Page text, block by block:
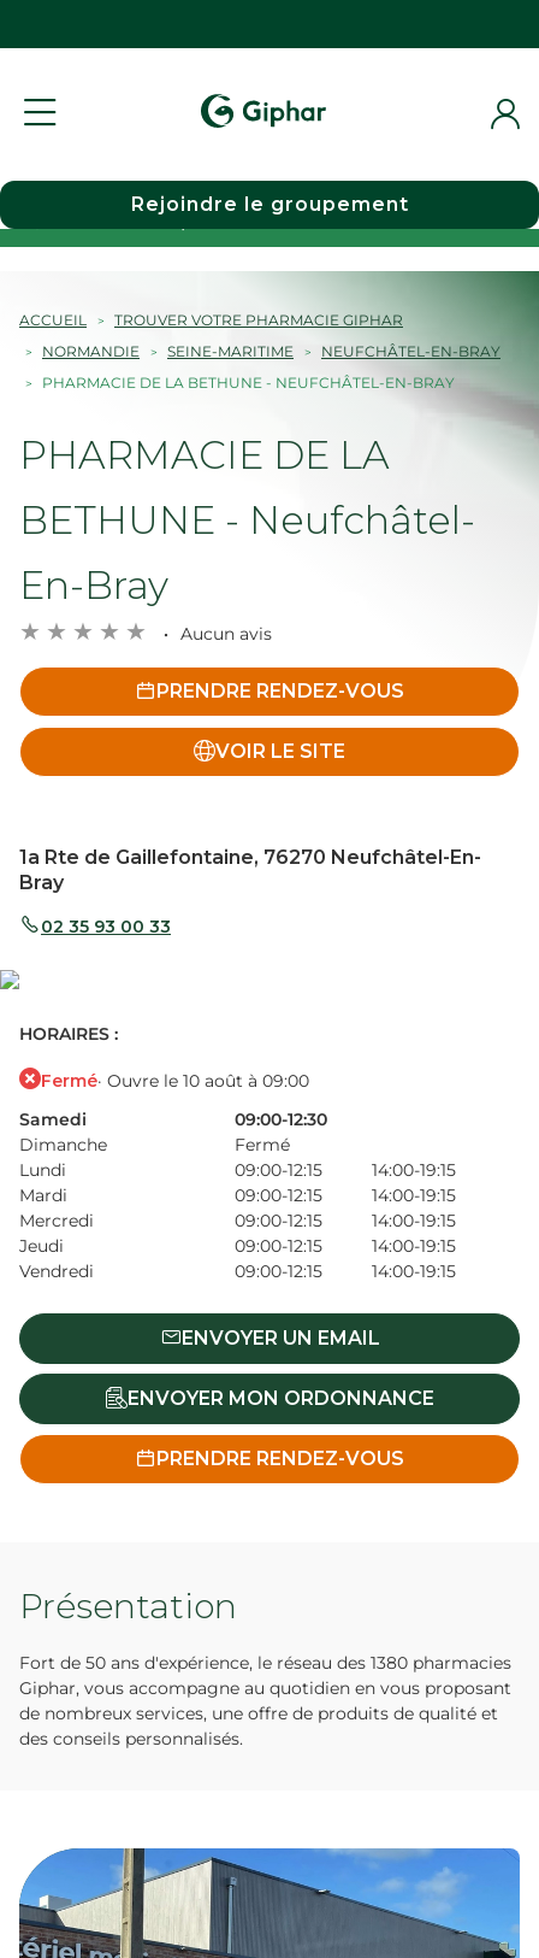
Choisir une pharmacie
Rejoindre le groupement
ACCUEIL
TROUVER VOTRE PHARMACIE GIPHAR
NORMANDIE
SEINE-MARITIME
NEUFCHÂTEL-EN-BRAY
PHARMACIE DE LA BETHUNE - NEUFCHÂTEL-EN-BRAY
PHARMACIE DE LA
BETHUNE - Neufchâtel-
En-Bray
Aucun avis
PRENDRE RENDEZ-VOUS
VOIR LE SITE
1a Rte de Gaillefontaine, 76270 Neufchâtel-En-
Bray
02 35 93 00 33
HORAIRES :
Fermé· Ouvre le 10 août à 09:00
Samedi
09:00-12:30
Dimanche
Fermé
Lundi
09:00-12:15
14:00-19:15
Mardi
09:00-12:15
14:00-19:15
Mercredi
09:00-12:15
14:00-19:15
Jeudi
09:00-12:15
14:00-19:15
Vendredi
09:00-12:15 14:00-19:15
ENVOYER UN EMAIL
ENVOYER MON ORDONNANCE
PRENDRE RENDEZ-VOUS
Présentation
Fort de 50 ans d'expérience, le réseau des 1380 pharmacies
Giphar, vous accompagne au quotidien en vous proposant
de nombreux services, une offre de produits de qualité et
des conseils personnalisés.